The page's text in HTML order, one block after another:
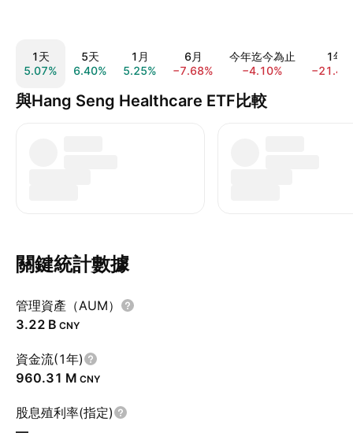
1天
5.07%
5天
6.40%
1月
5.25%
6月
−7.68%
今年迄今為止
−4.10%
1年
與Hang Seng Healthcare ETF比較
關鍵統計數據
管理資產（AUM）
‪3.22 B‬ CNY
資金流(1年)
‪960.31 M‬ CNY
股息殖利率(指定)
—